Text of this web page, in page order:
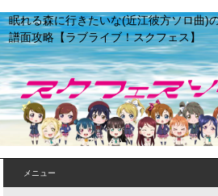
眠れる森に行きたいな(近江彼方ソロ曲)
譜面攻略【ラブライブ！スクフェス】
メニュー